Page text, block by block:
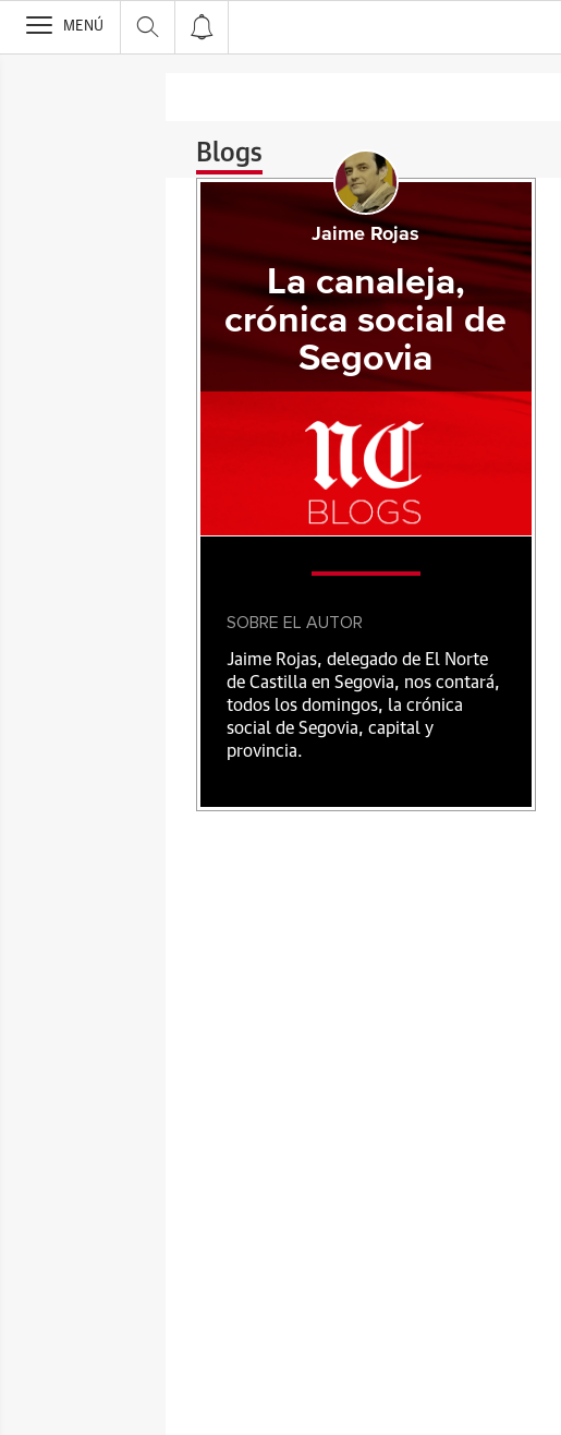
>
MENÚ
Blogs
Jaime Rojas
La canaleja,
crónica social de
Segovia
SOBRE EL AUTOR
Jaime Rojas, delegado de El Norte
de Castilla en Segovia, nos contará,
todos los domingos, la crónica
social de Segovia, capital y
provincia.